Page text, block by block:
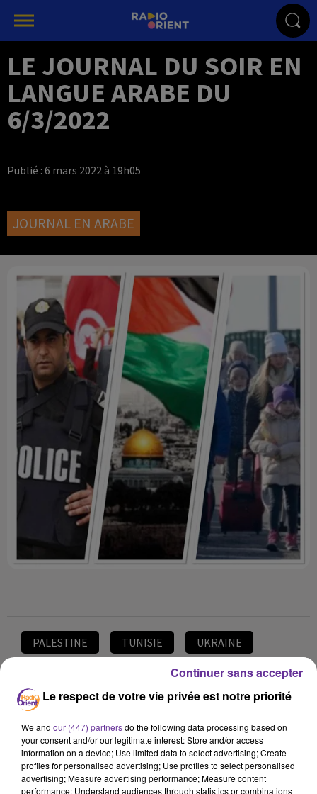
LE JOURNAL DU SOIR EN
LANGUE ARABE DU
6/3/2022
Publié : 6 mars 2022 à 19h05
JOURNAL EN ARABE
PALESTINE TUNISIE UKRAINE
LE JOURNAL DU SOIR EN LANGUE ARABE DU
6/3/2022
JS
EDITION DU JOURNAL DU SOIR EN LANGUE ARABE DU
6/3/2022
Le respect de votre vie privée est notre priorité
We and our (447) partnersdo the following data processing based on
your consent and/or our legitimate interest: Store and/or access
information on a device; Use limited data to select advertising; Create
profiles for personalised advertising; Use profiles to select personalised
advertising; Measure advertising performance; Measure content
performance; Understand audiences through statistics or combinations
Continuer sans accepter